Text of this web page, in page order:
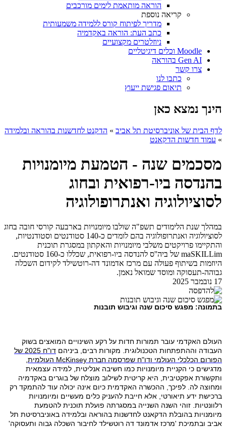
הוראה מותאמת לימים מורכבים
קריאה נוספת
מדריך לפיתוח קורס ללמידה משמעותית
כתב העת: הוראה באקדמיה
ניוזלטרים מקצועיים
Moodle וכלים דיגיטליים
Gen AI בהוראה
צרו קשר
כתבו לנו
תיאום פגישת ייעוץ
הינך נמצא כאן
לדף הבית של אוניברסיטת תל אביב » הדקנט לחדשנות בהוראה ובלמידה
» עמוד חדשות הדקאנט
מסכמים שנה - הטמעת מיומנויות
בהנדסה ביו-רפואית ובחוג
לסוציולוגיה ואנתרופולוגיה
במהלך שנת הלימודים תשפ"ה שולבו מיומנויות בארבעה קורסי חובה בחוג
לסוציולוגיה ואנתרופולוגיה בהם לומדים כ-140 סטודנטים וסטודנטיות,
והתקיימו פרויקטים משלבי מיומנויות והאקתון במסגרת תוכנית
maSKILLim של ביה''ס להנדסה ביו-רפואית, שכללו כ-160 סטודנטים.
היוזמות בשיתוף פעולה עם מרכז אדמונד דה-רוטשילד לקידום השכלה
גבוהה-תעסוקה ומוסד שמואל נאמן.
17 נובמבר 2025
בתמונה: מפגש סיכום שנה וגיבוש תובנות
העולם האקדמי עובר תמורות חדות על רקע השינויים המואצים בשוק
העבודה וההתפתחות הטכנולוגית. מקורות רבים, ביניהם
דו"ח 2025 של
הפורום הכלכלי העולמי ודו"ח שפרסמה חברת
העולמית
מדגישים כי הקניית מיומנויות כמו חשיבה אנליטית, למידה עצמאית
ותקשורת אפקטיבית, היא קריטית לשילוב מוצלח של בוגרים באקדמיה
ומחוצה לה. לפיכך, ההכשרה האקדמית כיום אינה יכולה עוד להתמקד רק
ברכישת ידע תיאורטי, אלא חייבת להעניק כלים מעשיים ומיומנויות
רלוונטיות. זוהי השנה השנייה במסגרתה פועלת תוכנית להטמעת
מיומנויות בהובלת הדקאנט לחדשנות בהוראה ובלמידה באוניברסיטת תל
אביב ובתמיכת 'מרכז אדמונד דה רוטשילד לחיבור השכלה גבוה ותעסוקה'